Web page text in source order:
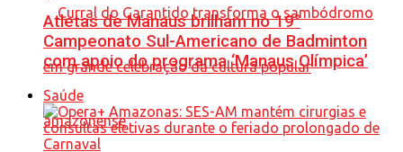
Atletas de Manaus brilham no 19°
Campeonato Sul-Americano de Badminton
com apoio do programa ‘Manaus Olímpica’
Saúde